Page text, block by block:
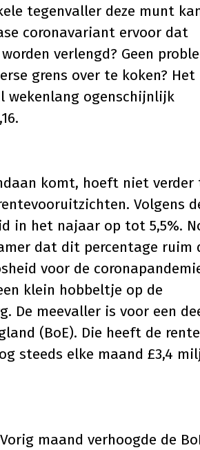
tegenvaller deze munt
coronavariant ervoor dat
verlengd? Geen
grens over te koken?
wekenlang ogenschijnlijk
komt, hoeft niet verder
Volgens
in het najaar op tot 5,5%.
dat dit percentage ruim
voor de
klein hobbeltje op de
De meevaller is voor een
(BoE). Die heeft de
steeds elke maand £3,4
maand verhoogde de